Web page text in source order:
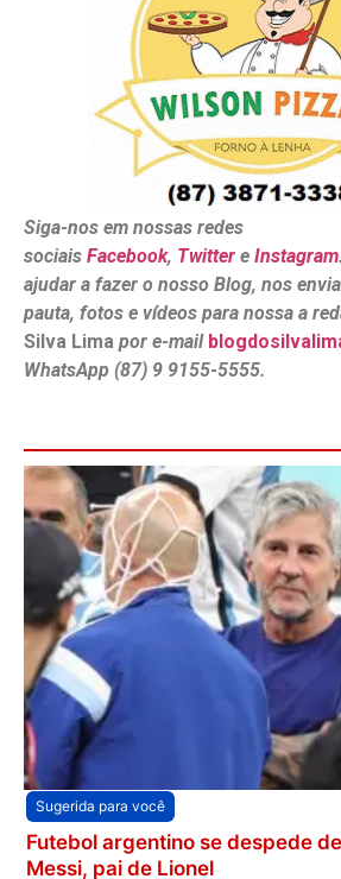
Siga-nos em nossas redes
sociais Facebook, Twitter e Instagram
ajudar a fazer o nosso Blog, nos
pauta, fotos e vídeos para nossa a
Silva Lima por e-mail
WhatsApp (87) 9 9155-5555.
Sugerida para você
Futebol argentino se despede
Messi, pai de Lionel